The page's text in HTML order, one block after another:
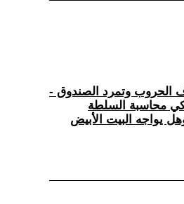
الحروب وتمرد الصندوق -
محاسبة السلطة
يواجه البيت الأبيض